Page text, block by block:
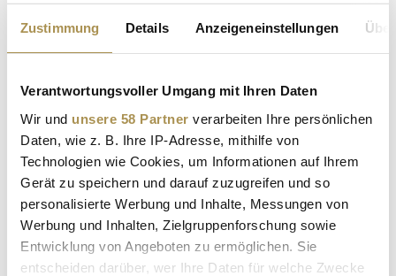
Zustimmung Details Anzeigeneinstellungen
Verantwortungsvoller Umgang mit Ihren Daten
Wir und unsere 58 Partner verarbeiten Ihre persönlichen
Daten, wie z. B. Ihre IP-Adresse, mithilfe von
Technologien wie Cookies, um Informationen auf Ihrem
Gerät zu speichern und darauf zuzugreifen und so
personalisierte Werbung und Inhalte, Messungen von
Werbung und Inhalten, Zielgruppenforschung sowie
Entwicklung von Angeboten zu ermöglichen. Sie
entscheiden darüber, wer Ihre Daten für welche Zwecke
Sicherheitscode bestätigen:*